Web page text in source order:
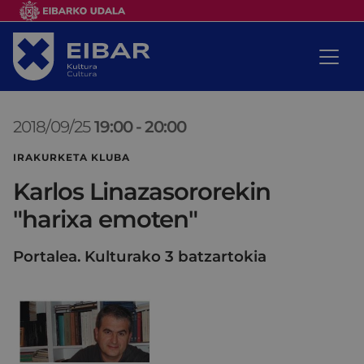
2018/09/25 19:00 -20:00
IRAKURKETA KLUBA
Karlos Linazasororekin
"harixa emoten"
Portalea. Kulturako 3 batzartokia